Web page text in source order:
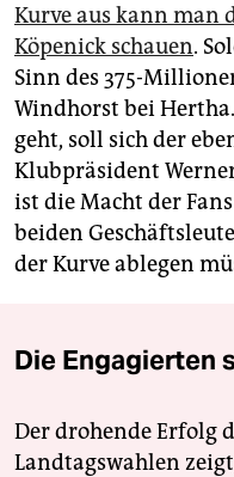
Kurve aus kann man
Köpenick schauen.
Sinn des 375-
Windhorst bei
geht, soll sich der
Klubpräsident
ist die Macht der
beiden
der Kurve ablegen
Die Engagierten
Der drohende Erfolg
Landtagswahlen